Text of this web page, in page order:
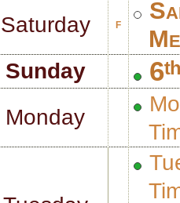
Saturday F
Sunday
Monday